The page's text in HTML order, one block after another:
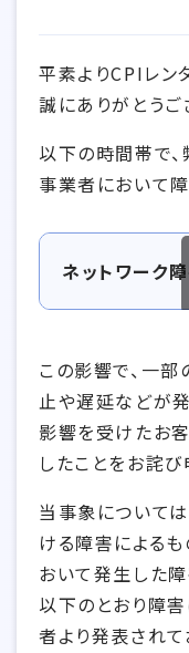
平素よりCPIレン
誠にありがとうご
以下の時間帯で
事業者において
ネットワーク
この影響で、一
止や遅延などが
影響を受けたお
したことをお詫び
当事象について
ける障害によるも
おいて発生した
以下のとおり障
者より発表されて